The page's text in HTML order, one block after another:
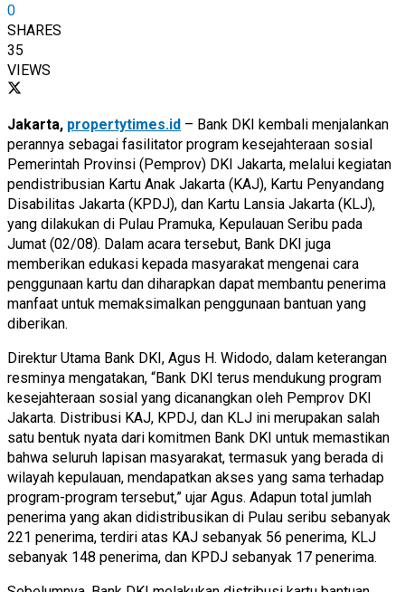
0
SHARES
35
VIEWS
Jakarta, propertytimes.id – Bank DKI kembali menjalankan
perannya sebagai fasilitator program kesejahteraan sosial
Pemerintah Provinsi (Pemprov) DKI Jakarta, melalui kegiatan
pendistribusian Kartu Anak Jakarta (KAJ), Kartu Penyandang
Disabilitas Jakarta (KPDJ), dan Kartu Lansia Jakarta (KLJ),
yang dilakukan di Pulau Pramuka, Kepulauan Seribu pada
Jumat (02/08). Dalam acara tersebut, Bank DKI juga
memberikan edukasi kepada masyarakat mengenai cara
penggunaan kartu dan diharapkan dapat membantu penerima
manfaat untuk memaksimalkan penggunaan bantuan yang
diberikan.
Direktur Utama Bank DKI, Agus H. Widodo, dalam keterangan
resminya mengatakan, “Bank DKI terus mendukung program
kesejahteraan sosial yang dicanangkan oleh Pemprov DKI
Jakarta. Distribusi KAJ, KPDJ, dan KLJ ini merupakan salah
satu bentuk nyata dari komitmen Bank DKI untuk memastikan
bahwa seluruh lapisan masyarakat, termasuk yang berada di
wilayah kepulauan, mendapatkan akses yang sama terhadap
program-program tersebut,” ujar Agus. Adapun total jumlah
penerima yang akan didistribusikan di Pulau seribu sebanyak
221 penerima, terdiri atas KAJ sebanyak 56 penerima, KLJ
sebanyak 148 penerima, dan KPDJ sebanyak 17 penerima.